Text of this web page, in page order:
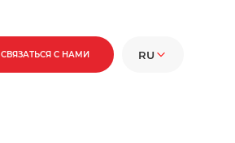
СВЯЗАТЬСЯ С НАМИ RU